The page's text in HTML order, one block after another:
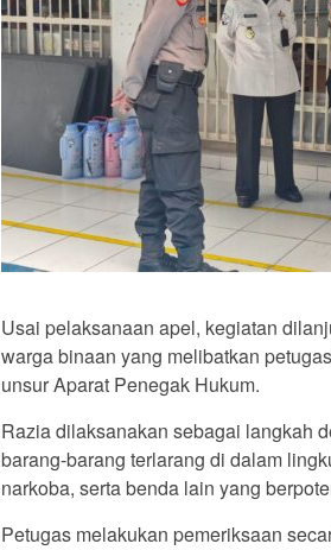
Usai pelaksanaan apel, kegiatan
warga binaan yang melibatkan
unsur Aparat Penegak Hukum.
Razia dilaksanakan sebagai langkah
barang-barang terlarang di dalam
narkoba, serta benda lain yang
Petugas melakukan pemeriksaan